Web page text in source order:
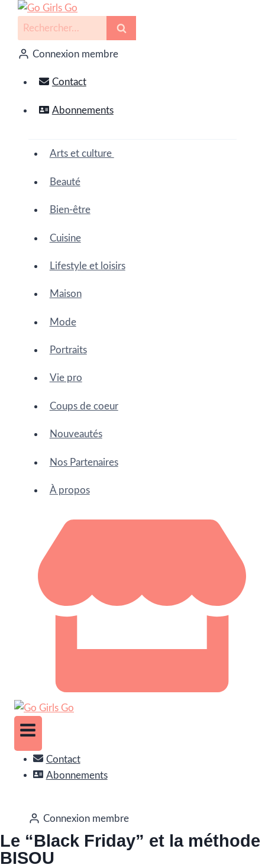
Connexion membre
Contact
Abonnements
Arts et culture
Beauté
Bien-être
Cuisine
Lifestyle et loisirs
Maison
Mode
Portraits
Vie pro
Coups de coeur
Nouveautés
Nos Partenaires
À propos
Contact
Abonnements
Connexion membre
Le “Black Friday” et la méthode
BISOU